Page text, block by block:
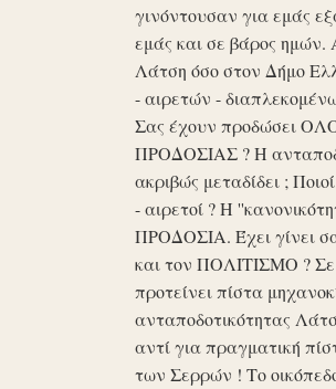
γινόντουσαν για εμάς
εμάς και σε βάρος ημών.
Λάτση όσο στον Δήμο
- αιρετών -
Σας έχουν προδώσει
ΠΡΟΔΟΣΙΑΣ ? Η
ακριβώς μεταδίδει ;
- αιρετοί ? Η
ΠΡΟΔΟΣΙΑ. Έχει γίνει
και τον ΠΟΛΙΤΙΣΜΟ ? Σε
προτείνει πίστα
ανταποδοτικότητας
αντί για πραγματική
των Σερρών ! Το